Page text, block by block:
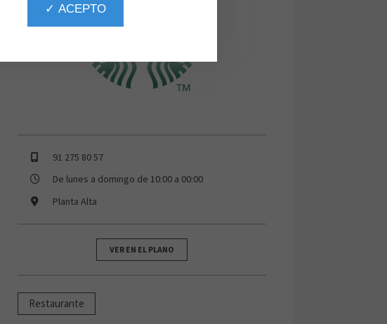
91 275 80 57
De lunes a domingo de 10:00 a 00:00
Planta Alta
VER EN EL PLANO
Restaurante
✓ ACEPTO